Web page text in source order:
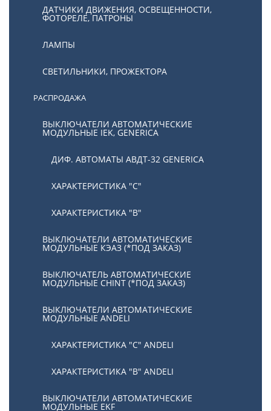
ДАТЧИКИ ДВИЖЕНИЯ, ОСВЕЩЕННОСТИ,
ФОТОРЕЛЕ, ПАТРОНЫ
ЛАМПЫ
СВЕТИЛЬНИКИ, ПРОЖЕКТОРА
РАСПРОДАЖА
ВЫКЛЮЧАТЕЛИ АВТОМАТИЧЕСКИЕ
МОДУЛЬНЫЕ IEK, GENERICA
ДИФ. АВТОМАТЫ АВДТ-32 GENERICA
ХАРАКТЕРИСТИКА "С"
ХАРАКТЕРИСТИКА "В"
ВЫКЛЮЧАТЕЛИ АВТОМАТИЧЕСКИЕ
МОДУЛЬНЫЕ КЭАЗ (*ПОД ЗАКАЗ)
ВЫКЛЮЧАТЕЛЬ АВТОМАТИЧЕСКИЕ
МОДУЛЬНЫЕ CHINT (*ПОД ЗАКАЗ)
ВЫКЛЮЧАТЕЛИ АВТОМАТИЧЕСКИЕ
МОДУЛЬНЫЕ ANDELI
ХАРАКТЕРИСТИКА "C" ANDELI
ХАРАКТЕРИСТИКА "B" ANDELI
ВЫКЛЮЧАТЕЛИ АВТОМАТИЧЕСКИЕ
МОДУЛЬНЫЕ EKF